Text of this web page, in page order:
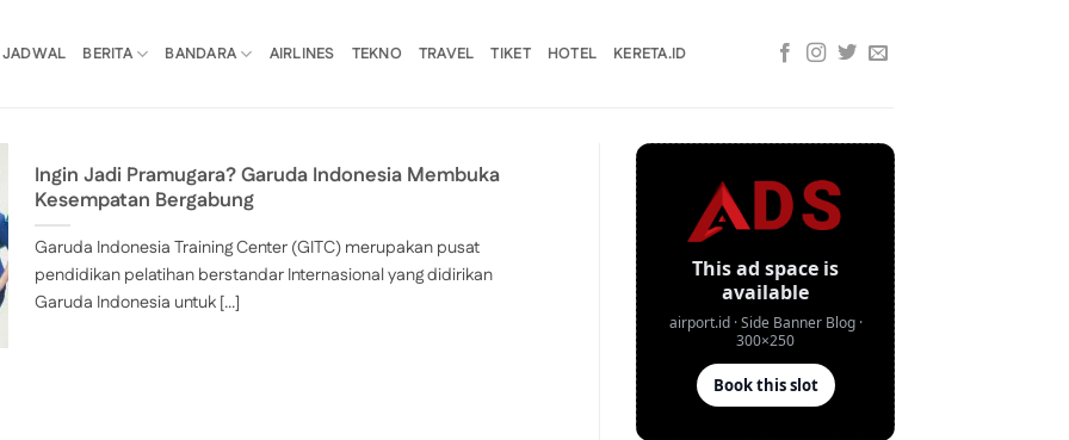
JADWAL BERITA BANDARA AIRLINES TEKNO TRAVEL TIKET HOTEL KERETA.ID
Ingin Jadi Pramugara? Garuda Indonesia Membuka
Kesempatan Bergabung
Garuda Indonesia Training Center (GITC) merupakan pusat
pendidikan pelatihan berstandar Internasional yang didirikan
Garuda Indonesia untuk [...]